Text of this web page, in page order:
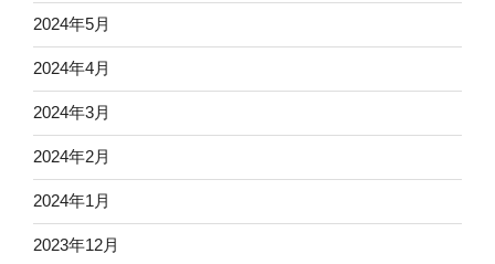
2024年5月
2024年4月
2024年3月
2024年2月
2024年1月
2023年12月